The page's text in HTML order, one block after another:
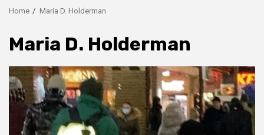
Home Maria D. Holderman
Maria D. Holderman